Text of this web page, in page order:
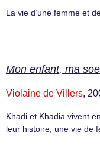
La vie d’une femme et
Mon enfant, ma
Violaine de Villers,
Khadi et Khadia vivent
leur histoire, une vie de